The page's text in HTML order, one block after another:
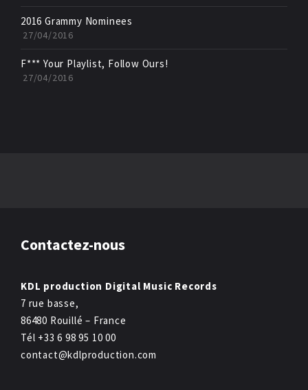
2016 Grammy Nominees
27/04/2016
F*** Your Playlist, Follow Ours!
27/04/2016
Contactez-nous
KDL production Digital Music Records
7 rue basse,
86480 Rouillé – France
Tél +33 6 98 95 10 00
contact@kdlproduction.com